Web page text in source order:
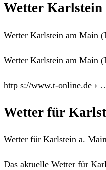
Wetter Karlstein
Wetter Karlstein am Main
Wetter Karlstein am Main
http s://www.t-online.de ›
Wetter für
Wetter für Karlstein a.
Das aktuelle Wetter für